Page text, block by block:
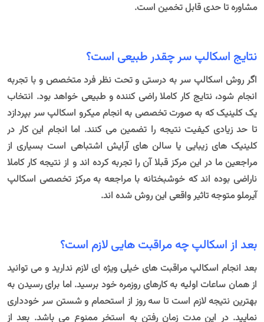
مشاوره تا حدی قابل تخمین است.
نتایج اسکالپ سر چقدر طبیعی است؟
اگر روش اسکالپ سر به درستی و تحت نظر فرد متخصص و با تجربه
انجام شود، نتایج کار کاملا راضی کننده و طبیعی خواهد بود. انتخاب
یک کلینیک که به صورت تخصصی به انجام میکرو اسکالپ سر بپردازد
تا حد زیادی کیفیت نتیجه را تضمین می کنند. اما انجام این کار در
کلینیک های زیبایی یا سالن های آرایش اشتباهی است بسیاری از
مراجعین ما در این مرکز قبلا آن را تجربه کرده اند و از نتیجه کار کاملا
ناراضی بوده اند که خوشبختانه با مراجعه بهمرکز تخصصی اسکالپ
آیرملومتوجه تاثیر واقعی این روش شده اند.
بعد از اسکالپ چه مراقبت هایی لازم است؟
بعد انجام اسکالپ مراقبت های خیلی ویژه ای لازم ندارید و می توانید
از همان ساعات اولیه به کارهای روزمره خود برسید. اما برای رسیدن به
بهترین نتیجه لازم است تا سه روز از استحمام و شستن سر خودداری
نمایید. در این مدت زمان رفتن به استخر ممنوع می باشد. بعد از